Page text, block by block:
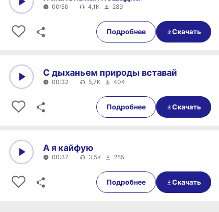
00:56
00:56 4,1K 289
Подробнее Скачать
00:32
С дыханьем природы вставай
00:32 5,7K 404
Подробнее Скачать
00:37
А я кайфую
00:37 3,5K 255
Подробнее Скачать